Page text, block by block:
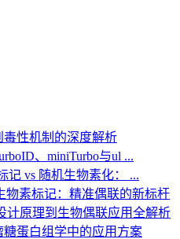
性机制的深度解析
、miniTurbo与ul ...
记 vs 随机生物素化： ...
物素标记：精准偶联的新标杆
计原理到生物偶联应用全解析
蛋白组学中的应用方案